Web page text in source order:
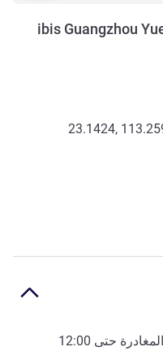
ibis Guangzhou
23.1424,
حتى 12:00